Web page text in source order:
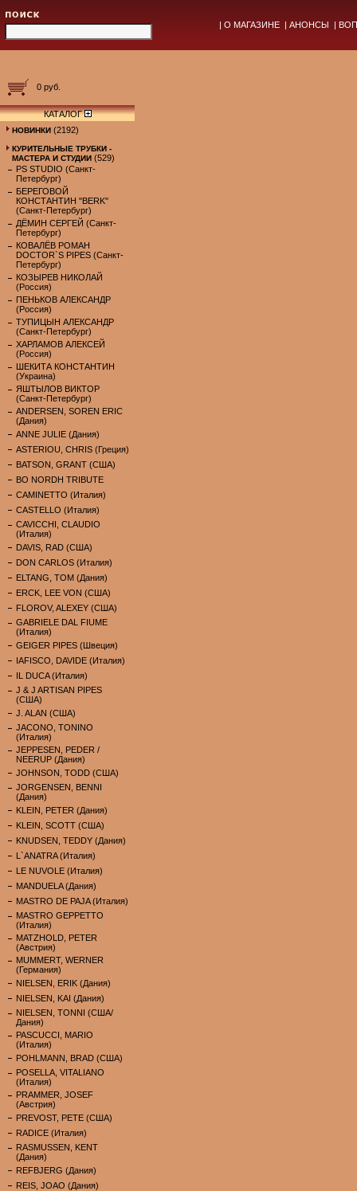
| О МАГАЗИНЕ | АНОНСЫ |
0 руб.
КАТАЛОГ
НОВИНКИ (2192)
КУРИТЕЛЬНЫЕ ТРУБКИ -
МАСТЕРА И СТУДИИ (529)
PS STUDIO (Санкт-
Петербург)
БЕРЕГОВОЙ
КОНСТАНТИН "BERK"
(Санкт-Петербург)
ДЁМИН СЕРГЕЙ (Санкт-
Петербург)
КОВАЛЁВ РОМАН
DOCTOR`S PIPES (Санкт-
Петербург)
КОЗЫРЕВ НИКОЛАЙ
(Россия)
ПЕНЬКОВ АЛЕКСАНДР
(Россия)
ТУПИЦЫН АЛЕКСАНДР
(Санкт-Петербург)
ХАРЛАМОВ АЛЕКСЕЙ
(Россия)
ШЕКИТА КОНСТАНТИН
(Украина)
ЯШТЫЛОВ ВИКТОР
(Санкт-Петербург)
ANDERSEN, SOREN ERIC
(Дания)
ANNE JULIE (Дания)
ASTERIOU, CHRIS (Греция)
BATSON, GRANT (США)
BO NORDH TRIBUTE
CAMINETTO (Италия)
CASTELLO (Италия)
CAVICCHI, CLAUDIO
(Италия)
DAVIS, RAD (США)
DON CARLOS (Италия)
ELTANG, TOM (Дания)
ERCK, LEE VON (США)
FLOROV, ALEXEY (США)
GABRIELE DAL FIUME
(Италия)
GEIGER PIPES (Швеция)
IAFISCO, DAVIDE (Италия)
IL DUCA (Италия)
J & J ARTISAN PIPES
(США)
J. ALAN (США)
JACONO, TONINO
(Италия)
JEPPESEN, PEDER /
NEERUP (Дания)
JOHNSON, TODD (США)
JORGENSEN, BENNI
(Дания)
KLEIN, PETER (Дания)
KLEIN, SCOTT (США)
KNUDSEN, TEDDY (Дания)
L`ANATRA (Италия)
LE NUVOLE (Италия)
MANDUELA (Дания)
MASTRO DE PAJA (Италия)
MASTRO GEPPETTO
(Италия)
MATZHOLD, PETER
(Австрия)
MUMMERT, WERNER
(Германия)
NIELSEN, ERIK (Дания)
NIELSEN, KAI (Дания)
NIELSEN, TONNI (США/
Дания)
PASCUCCI, MARIO
(Италия)
POHLMANN, BRAD (США)
POSELLA, VITALIANO
(Италия)
PRAMMER, JOSEF
(Австрия)
PREVOST, PETE (США)
RADICE (Италия)
RASMUSSEN, KENT
(Дания)
REFBJERG (Дания)
REIS, JOAO (Дания)